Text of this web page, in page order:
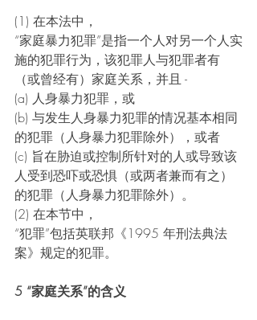
(1) 在本法中，
“家庭暴力犯罪”是指一个人对另一个人实
施的犯罪行为，该犯罪人与犯罪者有
（或曾经有）家庭关系，并且 -
(a) 人身暴力犯罪，或
(b) 与发生人身暴力犯罪的情况基本相同
的犯罪（人身暴力犯罪除外），或者
(c) 旨在胁迫或控制所针对的人或导致该
人受到恐吓或恐惧（或两者兼而有之）
的犯罪（人身暴力犯罪除外）。
(2) 在本节中，
“犯罪”包括英联邦《1995 年刑法典法
案》规定的犯罪。
5 “家庭关系”的含义